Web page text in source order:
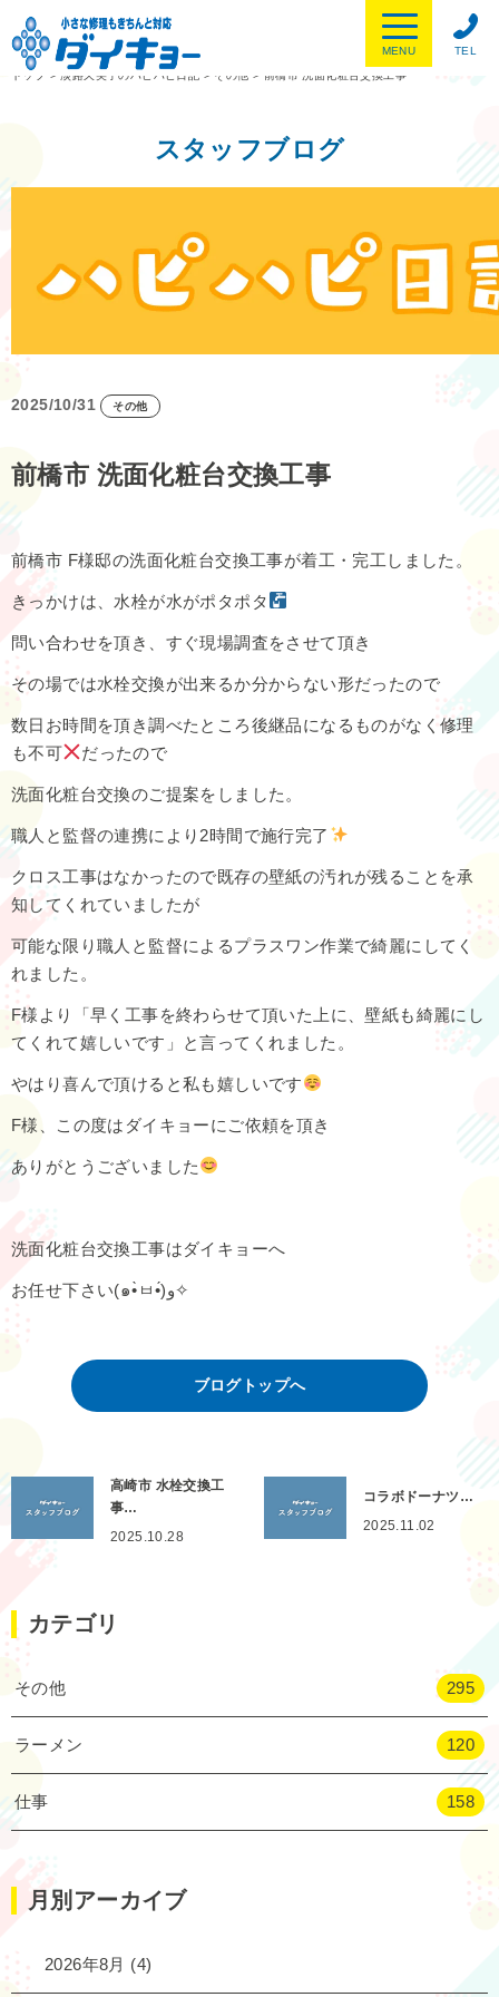
TEL
MENU
トップ
> 淡路久美子のハピハピ日記 > その他 > 前橋市 洗面化粧台交換工事
スタッフブログ
2025/10/31 その他
前橋市 洗面化粧台交換工事
前橋市 F様邸の洗面化粧台交換工事が着工・完工しました。
きっかけは、水栓が水がポタポタ
問い合わせを頂き、すぐ現場調査をさせて頂き
その場では水栓交換が出来るか分からない形だったので
数日お時間を頂き調べたところ後継品になるものがなく修理
も不可
だったので
洗面化粧台交換のご提案をしました。
職人と監督の連携により2時間で施行完了
クロス工事はなかったので既存の壁紙の汚れが残ることを承
知してくれていましたが
可能な限り職人と監督によるプラスワン作業で綺麗にしてく
れました。
F様より「早く工事を終わらせて頂いた上に、壁紙も綺麗にし
てくれて嬉しいです」と言ってくれました。
やはり喜んで頂けると私も嬉しいです
F様、この度はダイキョーにご依頼を頂き
ありがとうございました
洗面化粧台交換工事はダイキョーへ
お任せ下さい(๑•̀ㅂ•́)و✧
ブログトップへ
高崎市 水栓交換工
事…
2025.10.28
コラボドーナツ…
2025.11.02
カテゴリ
その他 295
ラーメン 120
仕事 158
月別アーカイブ
2026年8月 (4)